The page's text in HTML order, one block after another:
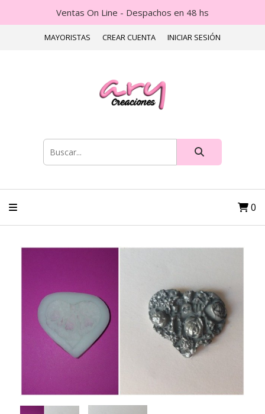
Ventas On Line - Despachos en 48 hs
MAYORISTAS CREAR CUENTA INICIAR SESIÓN
0